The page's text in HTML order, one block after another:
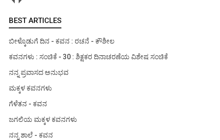
BEST ARTICLES
ಬೀಳ್ಕೊಡುಗೆ ದಿನ - ಕವನ : ರಚನೆ - ಕೌಶೀಲ
ಕವನಗಳು : ಸಂಚಿಕೆ - 30 : ಶಿಕ್ಷಕರ ದಿನಾಚರಣೆಯ ವಿಶೇಷ ಸಂಚಿಕೆ
ನನ್ನ ಪ್ರವಾಸದ ಅನುಭವ
ಮಕ್ಕಳ ಕವನಗಳು
ಗೆಳೆತನ - ಕವನ
ಜಗಲಿಯ ಮಕ್ಕಳ ಕವನಗಳು
ನನ್ನ ಶಾಲೆ - ಕವನ